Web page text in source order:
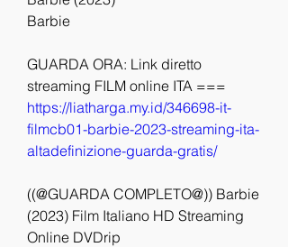
Barbie
GUARDA ORA: Link diretto
https://liatharga.my.id/346698-it-
filmcb01-barbie-2023-streaming-ita-
altadefinizione-guarda-gratis/
((@GUARDA COMPLETO@)) Barbie
(2023) Film Italiano HD Streaming
Online DVDrip